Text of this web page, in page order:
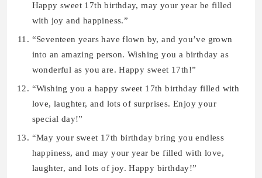
Happy sweet 17th birthday, may your year be filled
with joy and happiness.”
“Seventeen years have flown by, and you’ve grown
into an amazing person. Wishing you a birthday as
wonderful as you are. Happy sweet 17th!”
“Wishing you a happy sweet 17th birthday filled with
love, laughter, and lots of surprises. Enjoy your
special day!”
“May your sweet 17th birthday bring you endless
happiness, and may your year be filled with love,
laughter, and lots of joy. Happy birthday!”